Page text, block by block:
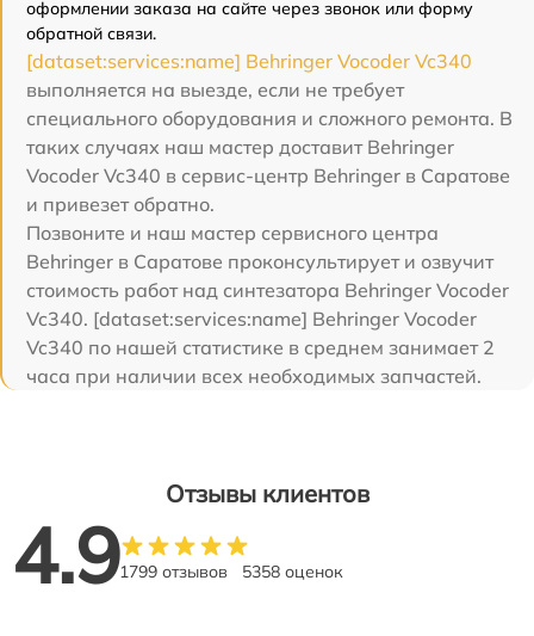
оформлении заказа на сайте через звонок или форму
обратной связи.
[dataset:services:name] Behringer Vocoder Vc340
выполняется на выезде, если не требует
специального оборудования и сложного ремонта. В
таких случаях наш мастер доставит Behringer
Vocoder Vc340 в сервис-центр Behringer в Саратове
и привезет обратно.
Позвоните и наш мастер сервисного центра
Behringer в Саратове проконсультирует и озвучит
стоимость работ над синтезатора Behringer Vocoder
Vc340. [dataset:services:name] Behringer Vocoder
Vc340 по нашей статистике в среднем занимает 2
часа при наличии всех необходимых запчастей.
Отзывы клиентов
4.91799 отзывов 5358 оценок